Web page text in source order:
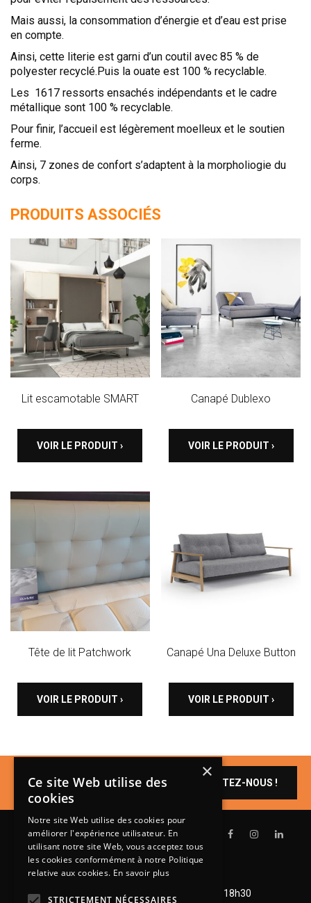
Mais aussi, la consommation d’énergie et d’eau est prise
en compte.
Ainsi, cette literie est garni d’un coutil avec 85 % de
polyester recyclé.Puis la ouate est 100 % recyclable.
Les 1617 ressorts ensachés indépendants et le cadre
métallique sont 100 % recyclable.
Pour finir, l’accueil est légèrement moelleux et le soutien
ferme.
Ainsi, 7 zones de confort s’adaptent à la morpholiogie du
corps.
PRODUITS ASSOCIÉS
Lit escamotable SMART
VOIR LE PRODUIT ›
Canapé Dublexo
VOIR LE PRODUIT ›
Tête de lit Patchwork
VOIR LE PRODUIT ›
Canapé Una Deluxe Button
VOIR LE PRODUIT ›
Un produit vous
intéresse ?
CONTACTEZ-NOUS !
Lundi de 14h à 18h30
Mardi à vendredi de 9h à 12h et de 14h à 18h30
×
Ce site Web utilise des
cookies
Notre site Web utilise des cookies pour
améliorer l'expérience utilisateur. En
utilisant notre site Web, vous acceptez tous
les cookies conformément à notre Politique
relative aux cookies. En savoir plus
STRICTEMENT NÉCESSAIRES